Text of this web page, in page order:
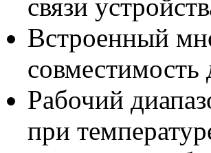
связи
Встроенный
Рабочий
при